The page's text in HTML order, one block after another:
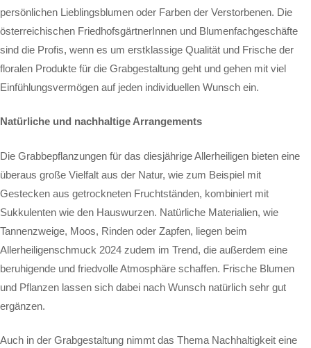
persönlichen Lieblingsblumen oder Farben der Verstorbenen. Die
österreichischen FriedhofsgärtnerInnen und Blumenfachgeschäfte
sind die Profis, wenn es um erstklassige Qualität und Frische der
floralen Produkte für die Grabgestaltung geht und gehen mit viel
Einfühlungsvermögen auf jeden individuellen Wunsch ein.
Natürliche und nachhaltige Arrangements
Die Grabbepflanzungen für das diesjährige Allerheiligen bieten eine
überaus große Vielfalt aus der Natur, wie zum Beispiel mit
Gestecken aus getrockneten Fruchtständen, kombiniert mit
Sukkulenten wie den Hauswurzen. Natürliche Materialien, wie
Tannenzweige, Moos, Rinden oder Zapfen, liegen beim
Allerheiligenschmuck 2024 zudem im Trend, die außerdem eine
beruhigende und friedvolle Atmosphäre schaffen. Frische Blumen
und Pflanzen lassen sich dabei nach Wunsch natürlich sehr gut
ergänzen.
Auch in der Grabgestaltung nimmt das Thema Nachhaltigkeit eine